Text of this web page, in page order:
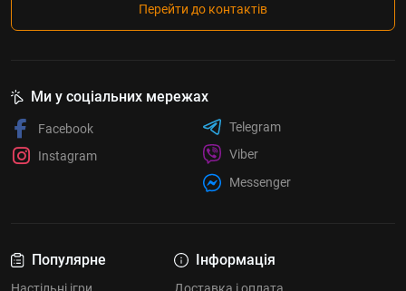
Перейти до контактів
Популярне
Настільні ігри
Інформація
Доставка і оплата
Ми у соціальних мережах
Facebook
Instagram
Telegram
Viber
Messenger